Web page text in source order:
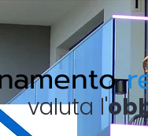
valuta l'